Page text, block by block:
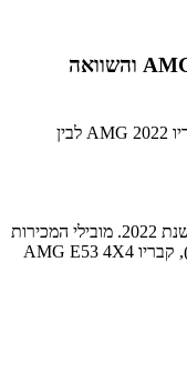
מכירות מרצדס E קלאס קבריו AMG 2022 והשוואה
השוואת רמות הגימור של מרצדס E קלאס קבריו AMG 2022 לבין
3 רכבי מרצדס E קלאס קבריו AMG נמכרו בשנת 2022. מובילי המכירות
הם: קבריו AMG E53 אדישן 4X4 (2 מכירות), קבריו AMG E53 4X4